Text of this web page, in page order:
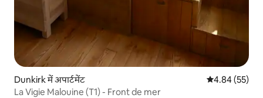
Dunkirk में अपार्टमेंट औसत रेटिंग 5 में
4.84 (55)
La Vigie Malouine (T1) - Front de mer